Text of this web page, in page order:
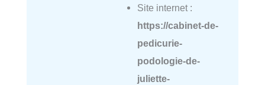
Site internet :
https://cabinet-de-
pedicurie-
podologie-de-
juliette-